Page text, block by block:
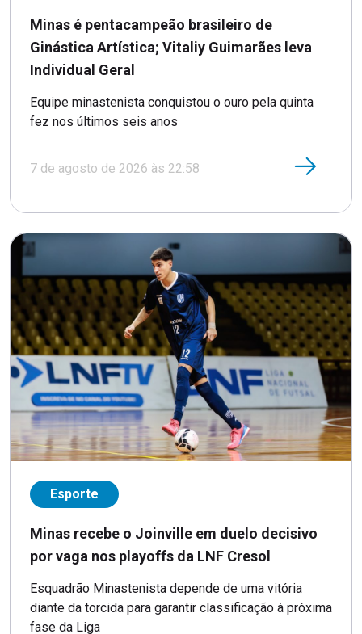
Minas é pentacampeão brasileiro de
Ginástica Artística; Vitaliy Guimarães leva
Individual Geral
Equipe minastenista conquistou o ouro pela quinta
fez nos últimos seis anos
7 de agosto de 2026 às 22:58
Esporte
Minas recebe o Joinville em duelo decisivo
por vaga nos playoffs da LNF Cresol
Esquadrão Minastenista depende de uma vitória
diante da torcida para garantir classificação à próxima
fase da Liga